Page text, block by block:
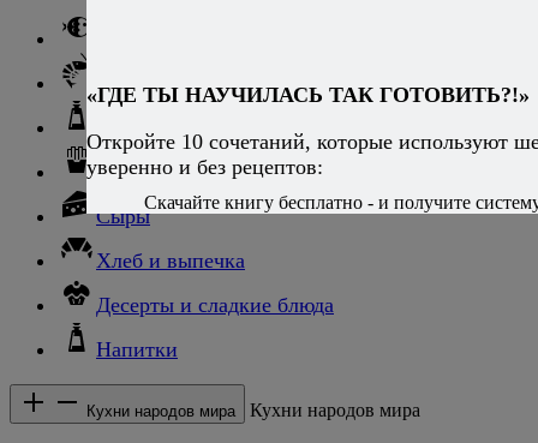
Морепродукты
Гарниры
Сыры
Хлеб и выпечка
Десерты и сладкие блюда
Напитки
Кухни народов мира Кухни народов мира
«ГДЕ ТЫ НАУЧИЛАСЬ ТАК ГОТОВИТЬ?!»
Откройте 10 сочетаний, которые используют
уверенно и без рецептов:
Скачайте книгу бесплатно - и получите